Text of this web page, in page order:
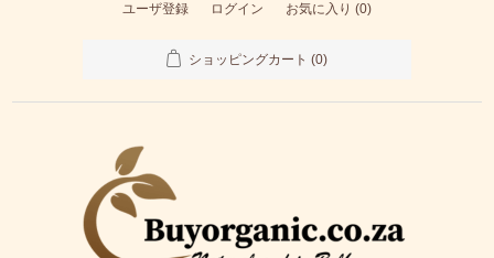
ユーザ登録 ログイン お気に入り (0)
ショッピングカート (0)